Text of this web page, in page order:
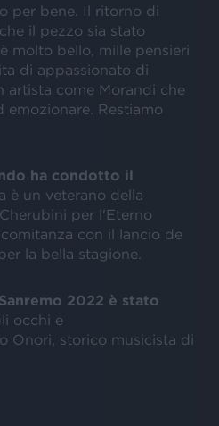
per bene. Il ritorno di
il pezzo sia stato
molto bello, mille pensieri
di appassionato di
artista come Morandi che
Restiamo
ha condotto il
è un veterano della
per l'Eterno
con il lancio de
la bella stagione.
2022 è stato
occhi e
Onori, storico musicista di